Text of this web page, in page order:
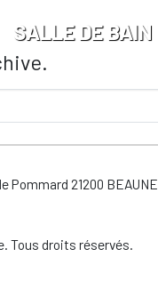
SALLE DE BAIN
Pommard 21200 BEAUNE
Tous droits réservés.